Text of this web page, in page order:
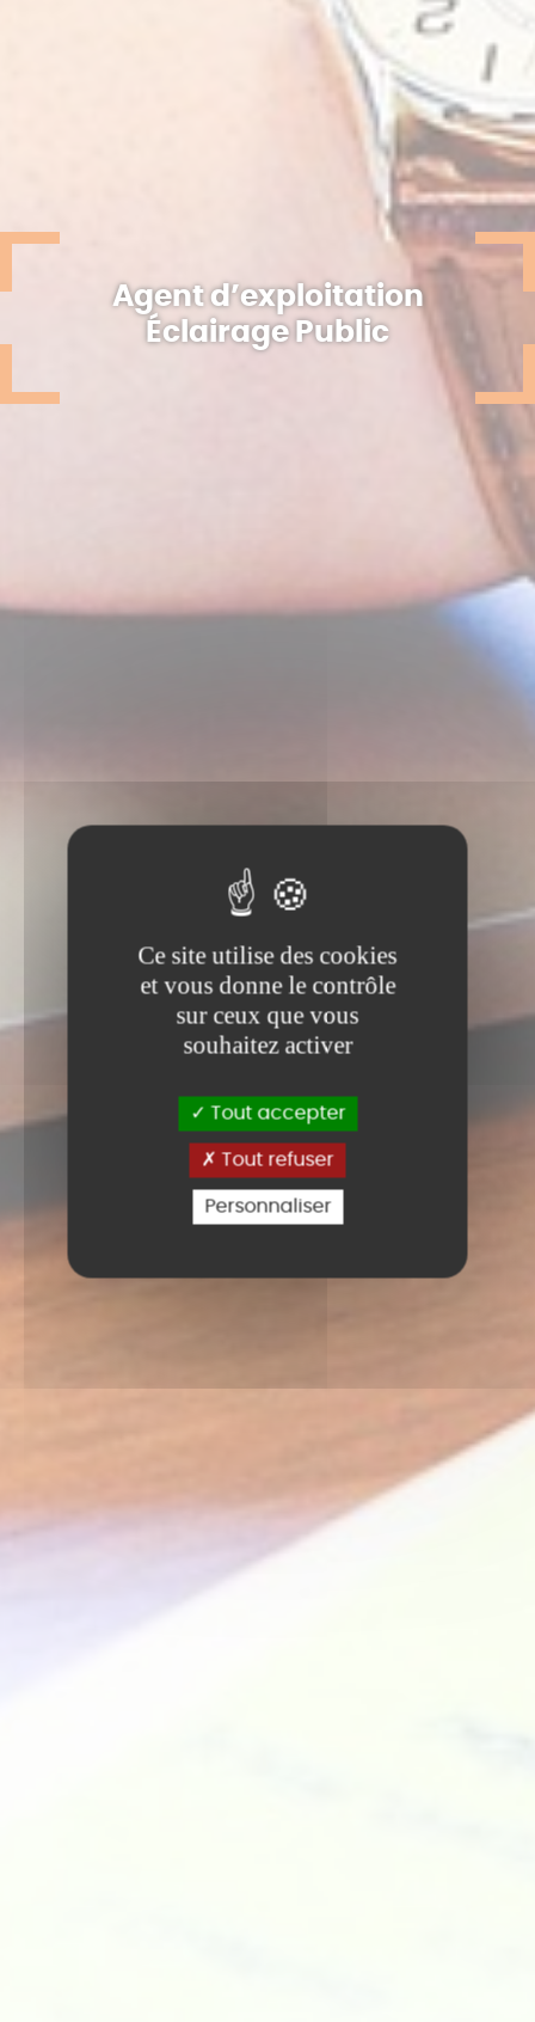
Ce site utilise des cookies
et vous donne le contrôle
sur ceux que vous
souhaitez activer
Tout accepter
Tout refuser
Personnaliser
Agent d’exploitation
Éclairage Public